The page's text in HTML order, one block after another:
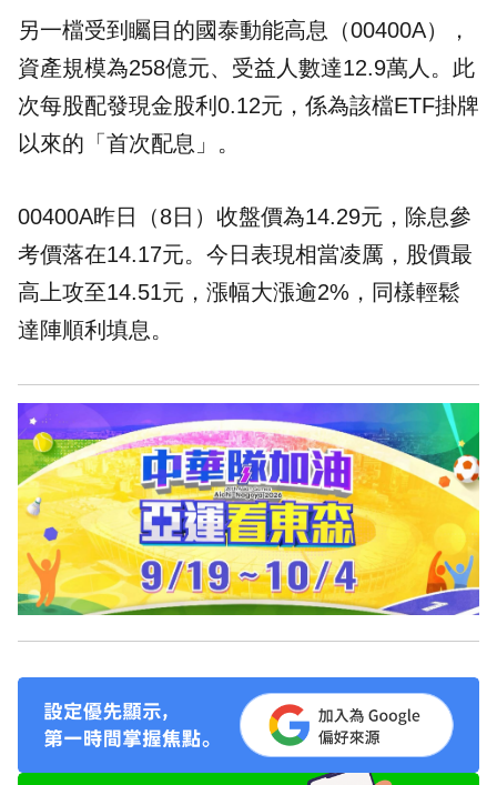
另一檔受到矚目的國泰動能高息（00400A），
資產規模為258億元、受益人數達12.9萬人。此
次每股配發現金股利0.12元，係為該檔ETF掛牌
以來的「首次配息」。
00400A昨日（8日）收盤價為14.29元，除息參
考價落在14.17元。今日表現相當凌厲，股價最
高上攻至14.51元，漲幅大漲逾2%，同樣輕鬆
達陣順利填息。